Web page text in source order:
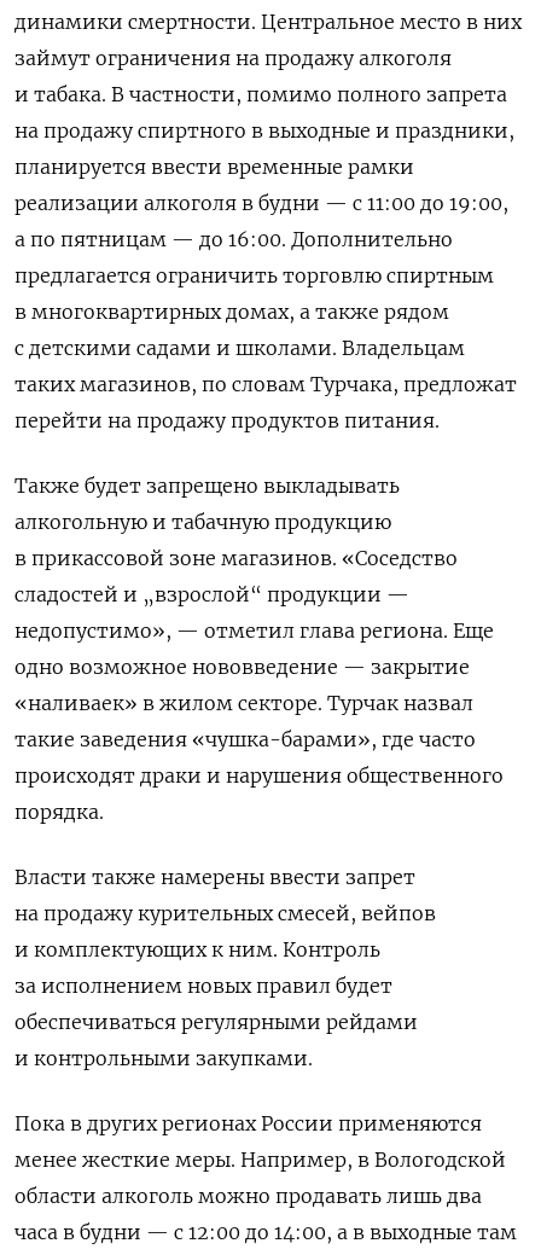
динамики смертности. Центральное место в них
займут ограничения на продажу алкоголя
и табака. В частности, помимо полного запрета
на продажу спиртного в выходные и праздники,
планируется ввести временные рамки
реализации алкоголя в будни — с 11:00 до 19:00,
а по пятницам — до 16:00. Дополнительно
предлагается ограничить торговлю спиртным
в многоквартирных домах, а также рядом
с детскими садами и школами. Владельцам
таких магазинов, по словам Турчака, предложат
перейти на продажу продуктов питания.
Также будет запрещено выкладывать
алкогольную и табачную продукцию
в прикассовой зоне магазинов. «Соседство
сладостей и „взрослой“ продукции —
недопустимо», — отметил глава региона. Еще
одно возможное нововведение — закрытие
«наливаек» в жилом секторе. Турчак назвал
такие заведения «чушка-барами», где часто
происходят драки и нарушения общественного
порядка.
Власти также намерены ввести запрет
на продажу курительных смесей, вейпов
и комплектующих к ним. Контроль
за исполнением новых правил будет
обеспечиваться регулярными рейдами
и контрольными закупками.
Пока в других регионах России применяются
менее жесткие меры. Например, в Вологодской
области алкоголь можно продавать лишь два
часа в будни — с 12:00 до 14:00, а в выходные там